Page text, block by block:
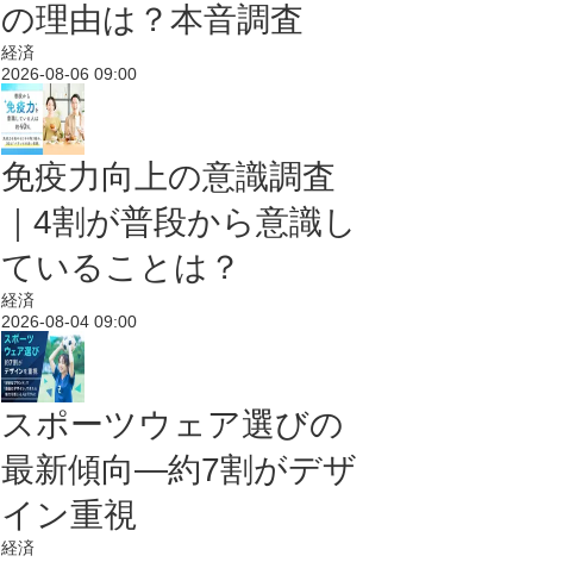
の理由は？本音調査
経済
2026-08-06 09:00
免疫力向上の意識調査
｜4割が普段から意識し
ていることは？
経済
2026-08-04 09:00
スポーツウェア選びの
最新傾向―約7割がデザ
イン重視
経済